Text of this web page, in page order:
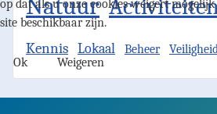
Kennis Lokaal Beheer
op dat als u onze cookies weigert
site beschikbaar zijn.
Ok Weigeren